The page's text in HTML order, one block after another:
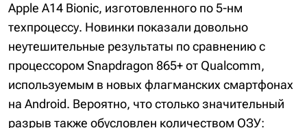
Apple A14 Bionic, изготовленного по 5-нм
техпроцессу. Новинки показали довольно
неутешительные результаты по сравнению с
процессором Snapdragon 865+ от Qualcomm,
используемым в новых флагманских смартфонах
на Android. Вероятно, что столько значительный
разрыв также обусловлен количеством ОЗУ: